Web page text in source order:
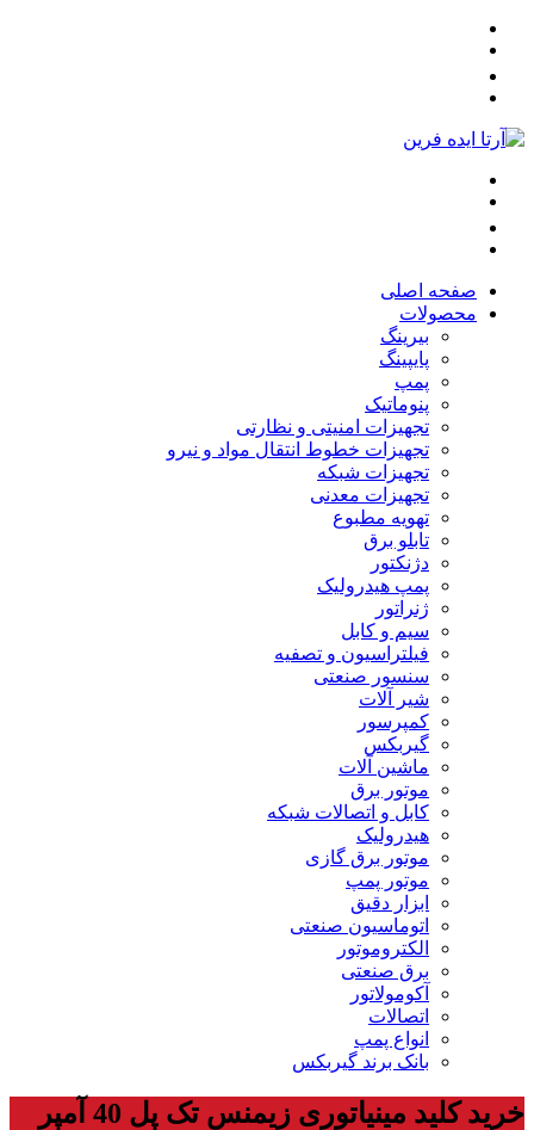
صفحه اصلی
محصولات
بیرینگ
پایپینگ
پمپ
پنوماتیک
تجهیزات امنیتی و نظارتی
تجهیزات خطوط انتقال مواد و نیرو
تجهیزات شبکه
تجهیزات معدنی
تهویه مطبوع
تابلو برق
دژنکتور
پمپ هیدرولیک
ژنراتور
سیم و کابل
فیلتراسیون و تصفیه
سنسور صنعتی
شیر آلات
کمپرسور
گیربکس
ماشین آلات
موتور برق
کابل و اتصالات شبکه
هیدرولیک
موتور برق گازی
موتور پمپ
ابزار دقیق
اتوماسیون صنعتی
الکتروموتور
برق صنعتی
آکومولاتور
اتصالات
انواع پمپ
بانک برند گیربکس
خرید کلید مینیاتوری زیمنس تک پل 40 آمپر